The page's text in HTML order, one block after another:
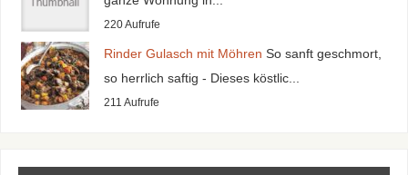
220 Aufrufe
Rinder Gulasch mit Möhren So sanft geschmort,
so herrlich saftig - Dieses köstlic...
211 Aufrufe